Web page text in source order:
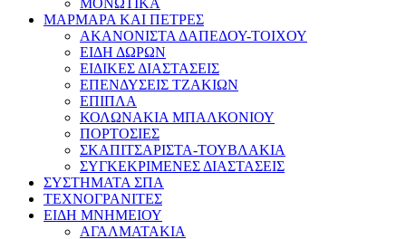
ΜΟΝΩΤΙΚΑ
ΜΑΡΜΑΡΑ ΚΑΙ ΠΕΤΡΕΣ
ΑΚΑΝΟΝΙΣΤΑ ΔΑΠΕΔΟΥ-ΤΟΙΧΟΥ
ΕΙΔΗ ΔΩΡΩΝ
ΕΙΔΙΚΕΣ ΔΙΑΣΤΑΣΕΙΣ
ΕΠΕΝΔΥΣΕΙΣ ΤΖΑΚΙΩΝ
ΕΠΙΠΛΑ
ΚΟΛΩΝΑΚΙΑ ΜΠΑΛΚΟΝΙΟΥ
ΠΟΡΤΟΣΙΕΣ
ΣΚΑΠΙΤΣΑΡΙΣΤΑ-ΤΟΥΒΛΑΚΙΑ
ΣΥΓΚΕΚΡΙΜΕΝΕΣ ΔΙΑΣΤΑΣΕΙΣ
ΣΥΣΤΗΜΑΤΑ ΣΠΑ
ΤΕΧΝΟΓΡΑΝΙΤΕΣ
ΕΙΔΗ ΜΝΗΜΕΙΟΥ
ΑΓΑΛΜΑΤΑΚΙΑ